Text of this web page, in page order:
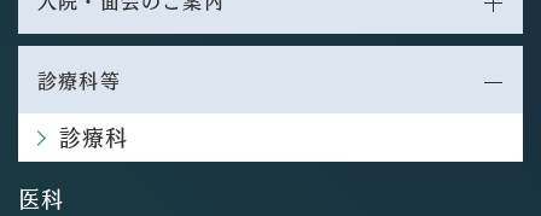
診療科等
診療科
医科